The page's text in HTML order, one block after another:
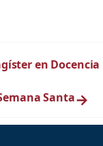
en Docencia
Santa→